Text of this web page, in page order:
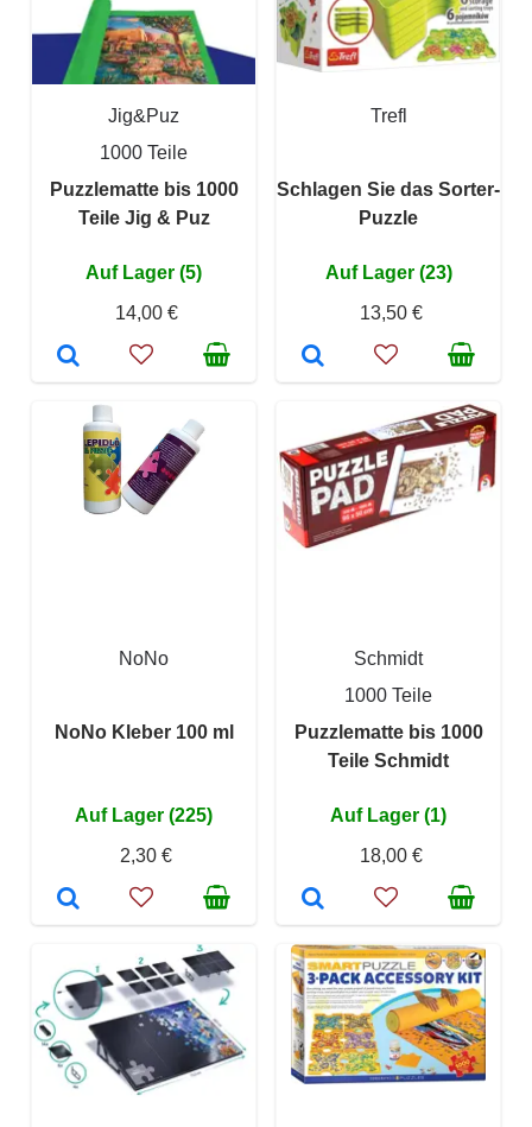
Jig&Puz
1000 Teile
Puzzlematte bis 1000
Teile Jig & Puz
Auf Lager (5)
14,00 €
Trefl
Schlagen Sie das Sorter-
Puzzle
Auf Lager (23)
13,50 €
NoNo
NoNo Kleber 100 ml
Auf Lager (225)
2,30 €
Schmidt
1000 Teile
Puzzlematte bis 1000
Teile Schmidt
Auf Lager (1)
18,00 €